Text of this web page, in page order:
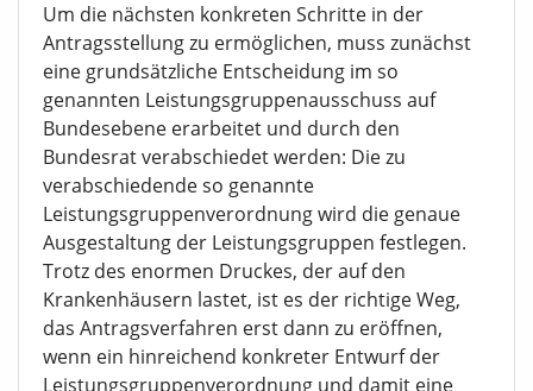
Um die nächsten konkreten Schritte in der
Antragsstellung zu ermöglichen, muss zunächst
eine grundsätzliche Entscheidung im so
genannten Leistungsgruppenausschuss auf
Bundesebene erarbeitet und durch den
Bundesrat verabschiedet werden: Die zu
verabschiedende so genannte
Leistungsgruppenverordnung wird die genaue
Ausgestaltung der Leistungsgruppen festlegen.
Trotz des enormen Druckes, der auf den
Krankenhäusern lastet, ist es der richtige Weg,
das Antragsverfahren erst dann zu eröffnen,
wenn ein hinreichend konkreter Entwurf der
Leistungsgruppenverordnung und damit eine